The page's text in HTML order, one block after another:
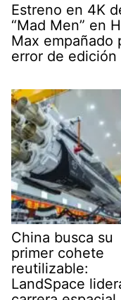
Estreno en 4K
“Mad Men” en
Max empañado
error de edición
China busca su
primer cohete
reutilizable:
LandSpace